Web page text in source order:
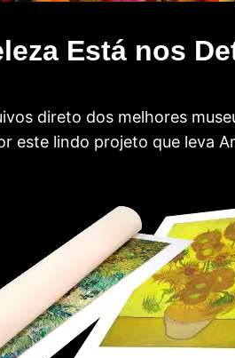
Está nos
direto dos melhores
este lindo projeto que leva